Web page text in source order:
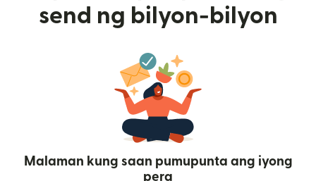
send ng bilyon-bilyon
Malaman kung saan pumupunta ang iyong
pera